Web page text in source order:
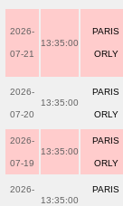
2026-
07-21
13:35:00
PARIS
ORLY
2026-
07-20
13:35:00
PARIS
ORLY
2026-
07-19
13:35:00
PARIS
ORLY
2026-
13:35:00
PARIS